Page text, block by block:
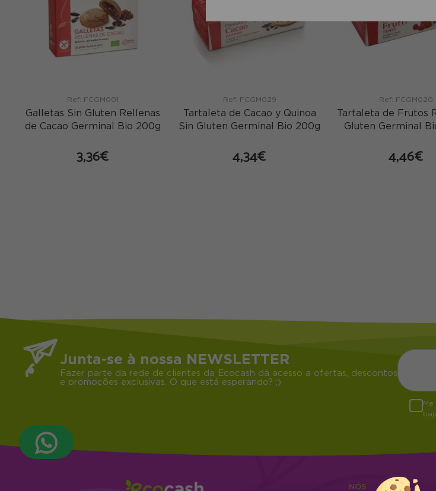
Ref: FCGM001
Galletas Sin Gluten Rellenas
de Cacao Germinal Bio 200g
3,36€
Ref: FCGM029
Tartaleta de Cacao y Quinoa
Sin Gluten Germinal Bio 200g
4,34€
Ref: FCGM020
Tartaleta de Frutos
Gluten Germinal
4,46€
Junta-se à nossa NEWSLETTER
Fazer parte da rede de clientes da Ecocash dá acesso a ofertas, descontos
e promoções exclusivas. O que está esperando? ;)
NÓS